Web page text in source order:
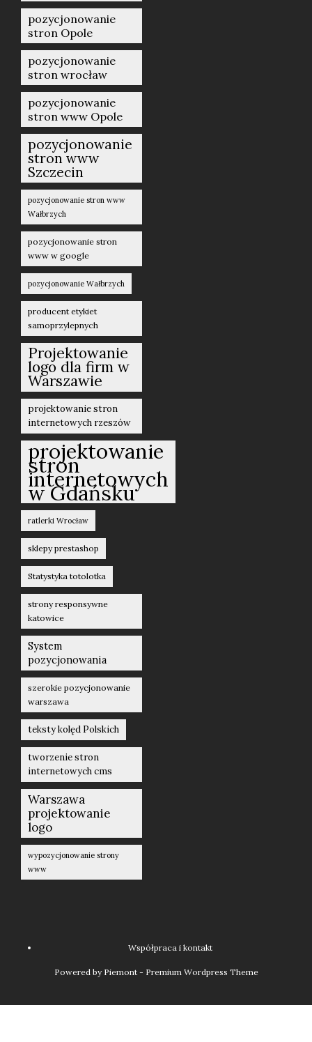
pozycjonowanie
stron Opole
pozycjonowanie
stron wrocław
pozycjonowanie
stron www Opole
pozycjonowanie
stron www
Szczecin
pozycjonowanie stron www
Wałbrzych
pozycjonowanie stron
www w google
pozycjonowanie Wałbrzych
producent etykiet
samoprzylepnych
Projektowanie
logo dla firm w
Warszawie
projektowanie stron
internetowych rzeszów
projektowanie
stron
internetowych
w Gdańsku
ratlerki Wrocław
sklepy prestashop
Statystyka totolotka
strony responsywne
katowice
System
pozycjonowania
szerokie pozycjonowanie
warszawa
teksty kolęd Polskich
tworzenie stron
internetowych cms
Warszawa
projektowanie
logo
wypozycjonowanie strony
www
Współpraca i kontakt
Powered by Piemont - Premium Wordpress Theme